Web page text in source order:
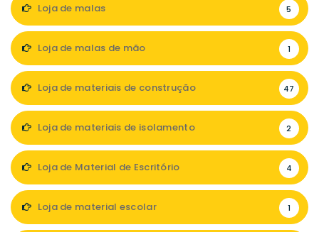
Loja de malas 5
Loja de malas de mão 1
Loja de materiais de construção 47
Loja de materiais de isolamento 2
Loja de Material de Escritório 4
Loja de material escolar 1